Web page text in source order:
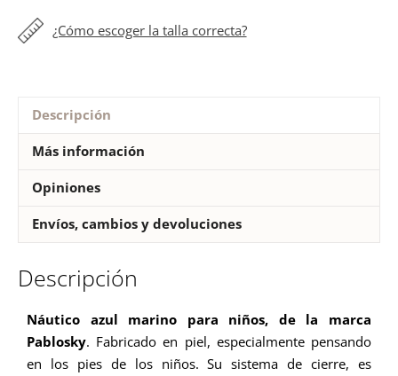
¿Cómo escoger la talla correcta?
Descripción
Más información
Opiniones
Envíos, cambios y devoluciones
Descripción
Náutico azul marino para niños, de la marca
Pablosky. Fabricado en piel, especialmente pensando
en los pies de los niños. Su sistema de cierre, es